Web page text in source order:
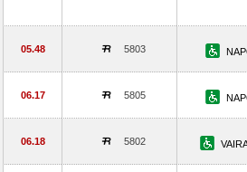
05.48 5803
06.17 5805
06.18 5802